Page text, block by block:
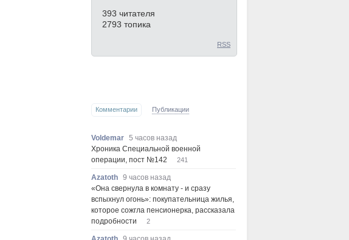
393 читателя
2793 топика
RSS
Комментарии Публикации
Voldemar 5 часов назад
Хроника Специальной военной
операции, пост №142
241
Azatoth 9 часов назад
«Она свернула в комнату - и сразу
вспыхнул огонь»: покупательница жилья,
которое сожгла пенсионерка, рассказала
подробности
2